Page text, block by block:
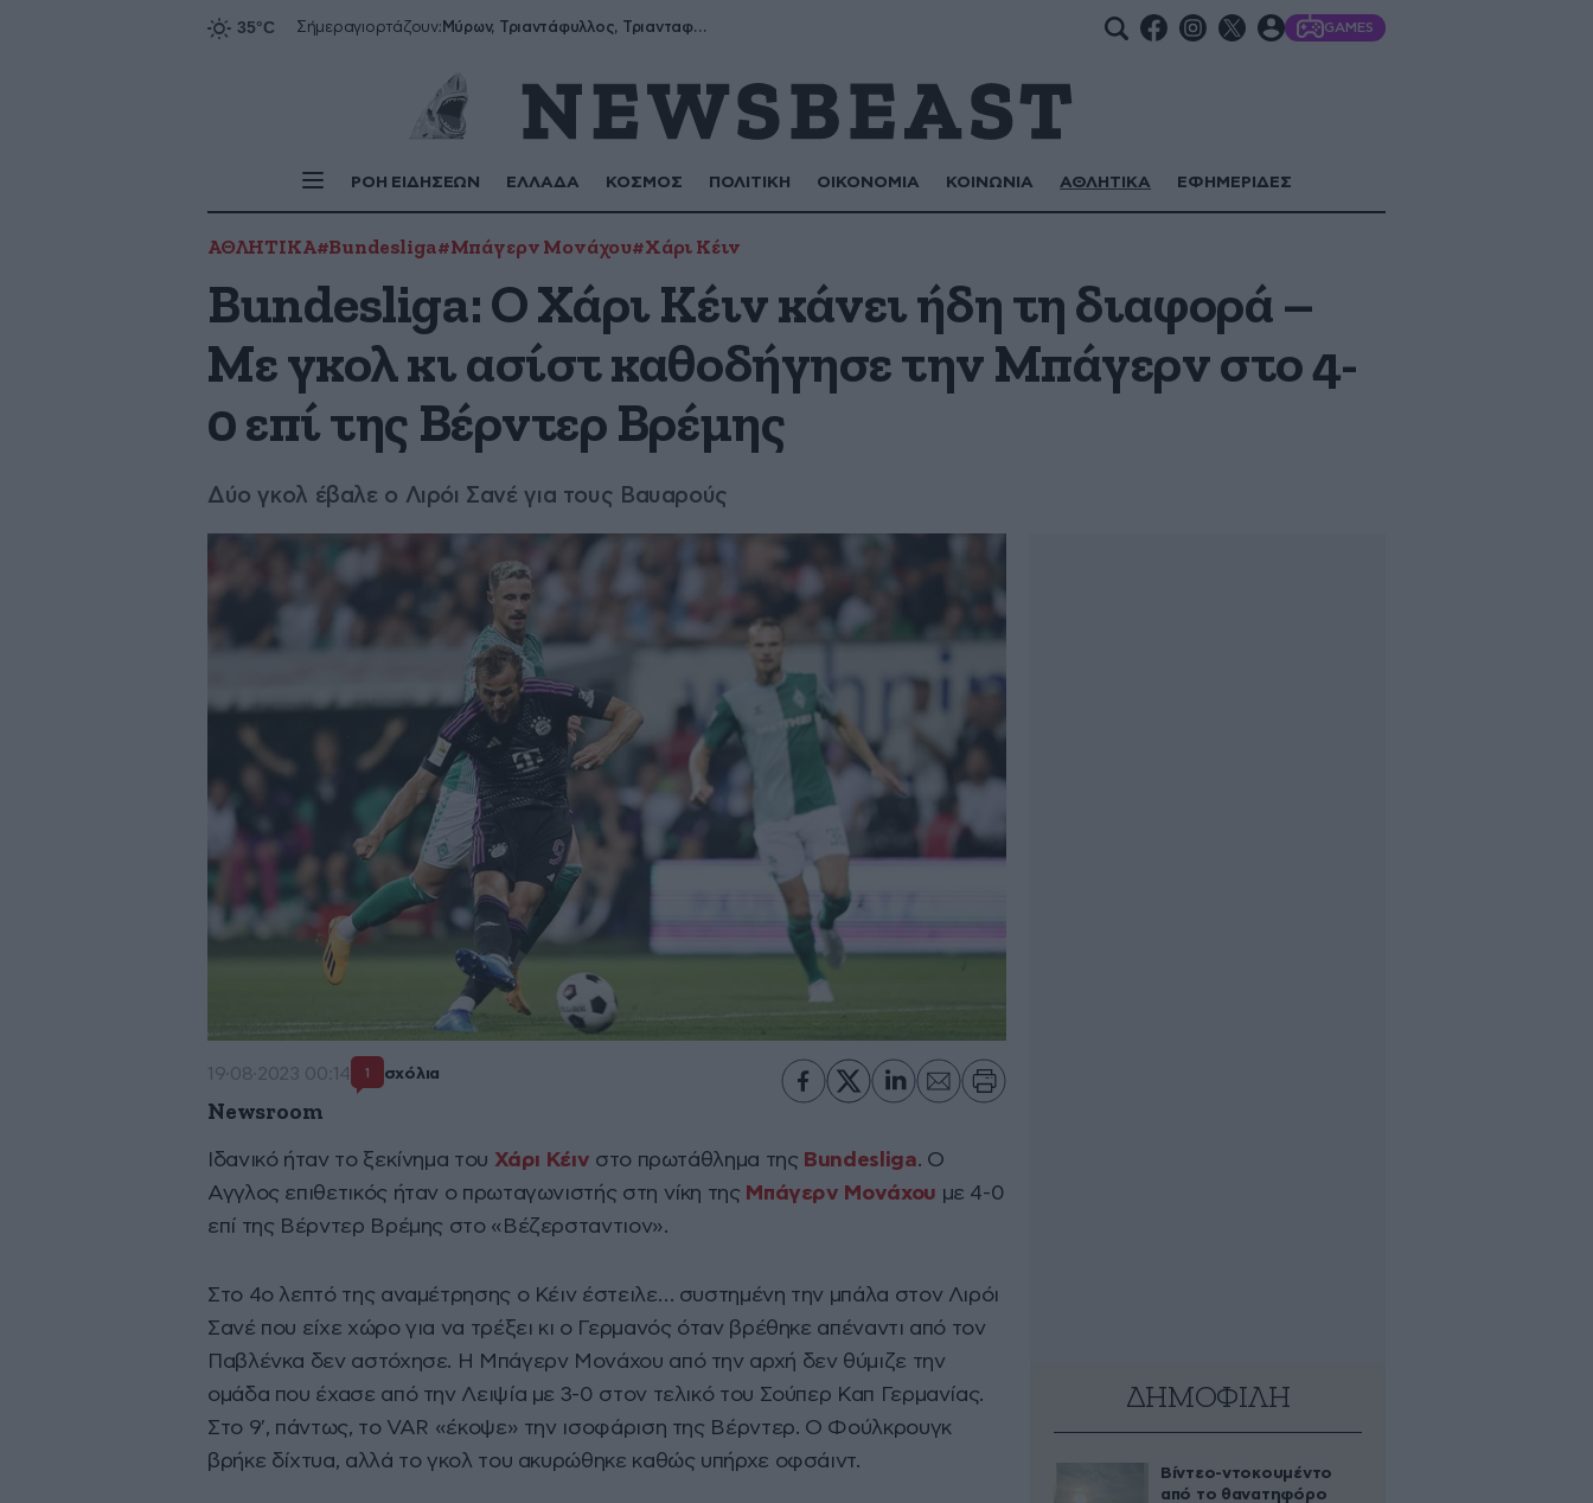
Σήμεραγιορτάζουν: Μύρων, Τριαντάφυλλος, Τριανταφυλλιά, Φυλλιώ, Ρόζα GAMES
ΡΟΗ ΕΙΔΗΣΕΩΝ ΕΛΛΑΔΑ ΚΟΣΜΟΣ ΠΟΛΙΤΙΚΗ ΟΙΚΟΝΟΜΙΑ ΚΟΙΝΩΝΙΑ ΑΘΛΗΤΙΚΑ ΕΦΗΜΕΡΙΔΕΣ
ΑΘΛΗΤΙΚΑ#Bundesliga#Μπάγερν Μονάχου#Χάρι Κέιν
Bundesliga: Ο Χάρι Κέιν κάνει ήδη τη διαφορά –
Με γκολ κι ασίστ καθοδήγησε την Μπάγερν στο 4-
0 επί της Βέρντερ Βρέμης
Δύο γκολ έβαλε ο Λιρόι Σανέ για τους Βαυαρούς
19·08·2023 00:14 1 σχόλια
Newsroom
Ιδανικό ήταν το ξεκίνημα του Χάρι Κέιν στο πρωτάθλημα της Bundesliga. Ο
Αγγλος επιθετικός ήταν ο πρωταγωνιστής στη νίκη της Μπάγερν Μονάχου με 4-0
επί της Βέρντερ Βρέμης στο «Βέζερσταντιον».
Στο 4ο λεπτό της αναμέτρησης ο Κέιν έστειλε… συστημένη την μπάλα στον Λιρόι
Σανέ που είχε χώρο για να τρέξει κι ο Γερμανός όταν βρέθηκε απέναντι από τον
Παβλένκα δεν αστόχησε. Η Μπάγερν Μονάχου από την αρχή δεν θύμιζε την
ομάδα που έχασε από την Λειψία με 3-0 στον τελικό του Σούπερ Καπ Γερμανίας.
Στο 9′, πάντως, το VAR «έκοψε» την ισοφάριση της Βέρντερ. Ο Φούλκρουγκ
βρήκε δίχτυα, αλλά το γκολ του ακυρώθηκε καθώς υπήρχε οφσάιντ.
ΔΗΜΟΦΙΛΗ
Βίντεο-ντοκουμέντο
από το θανατηφόρο